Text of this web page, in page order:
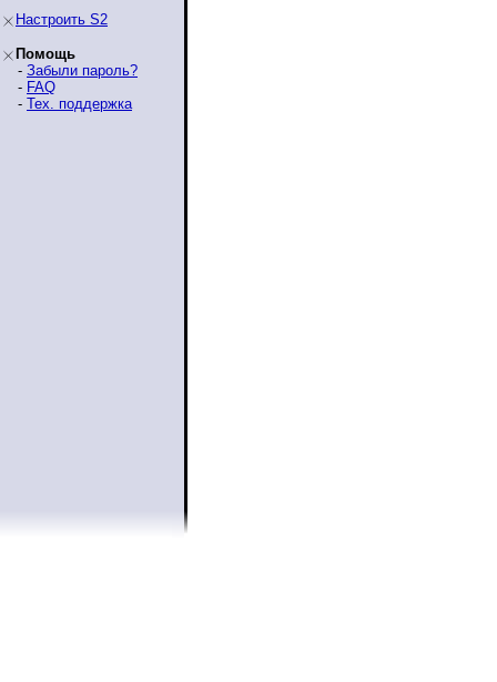
Настроить S2
Помощь
- Забыли пароль?
- FAQ
- Тех. поддержка